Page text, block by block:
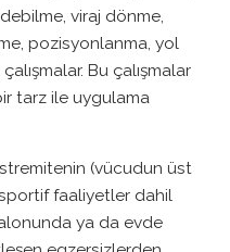
viraj dönme,
pozisyonlanma, yol
Bu çalışmalar
tarz ile uygulama
(vücudun üst
sportif faaliyetler dahil
ya da evde